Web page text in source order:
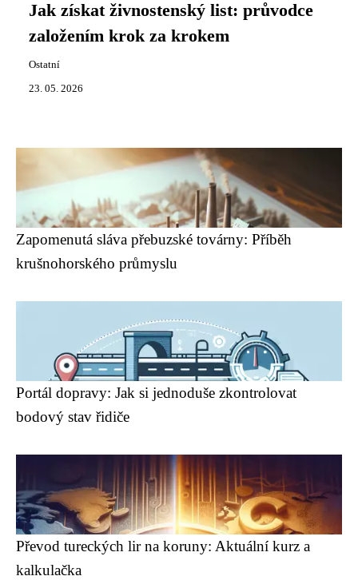
Jak získat živnostenský list: průvodce
založením krok za krokem
Ostatní
23. 05. 2026
Zapomenutá sláva přebuzské továrny: Příběh
krušnohorského průmyslu
Portál dopravy: Jak si jednoduše zkontrolovat
bodový stav řidiče
Převod tureckých lir na koruny: Aktuální kurz a
kalkulačka